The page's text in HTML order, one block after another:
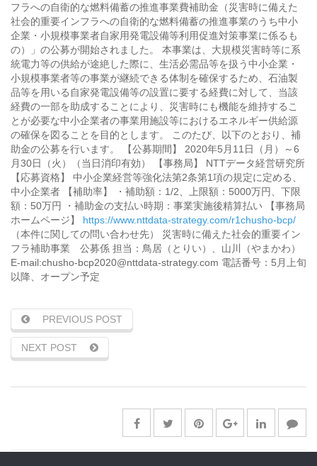
フラへの自衛的な燃料備蓄の推進事業費補助金（災害時に備えた
社会的重要インフラへの自衛的な燃料備蓄の推進事業のうち中小
企業・小規模事業者自家用発電設備等利用促進対策事業に係るも
の）」の公募が開始されました。 本事業は、大規模災害時等に系
統電力等の供給が途絶した際に、生活必需品等を扱う中小企業・
小規模事業者等の事業が継続できる体制を確保するため、石油製
品等を用いる自家発電設備等の設置に要する経費に対して、当該
経費の一部を助成することにより、災害時にも機能を維持するこ
とが必要な中小企業者の事業用施設等におけるエネルギー供給源
の確保を図ることを目的とします。 このたび、以下のとおり、補
助金の公募を行います。 【公募期間】 2020年5月11日（月）～6
月30日（火）（当日消印有効） 【事務局】 NTTデータ経営研究所
【応募資格】 中小企業経営等強化法第2条第1項の規定に定める、
中小企業者 【補助率】 ・補助額：1/2、上限額：5000万円、下限
額：50万円 ・補助金の支払い時期：事業実施後精算払い 【事務局
ホームページ】 https://www.nttdata-strategy.com/r1chusho-bcp/
（本件に関しての問い合わせ先） 災害時に備えた社会的重要イン
フラ補助事業 公募係 担当：鳥居（とりい）、山川（やまかわ）
E-mail:chusho-bcp2020@nttdata-strategy.com 電話番号：5月上旬
以降、オープン予定
PREVIOUS POST
NEXT POST